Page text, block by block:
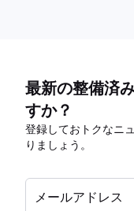
最新の整備済
すか？
登録しておトクなニ
りましょう。
メールアドレス